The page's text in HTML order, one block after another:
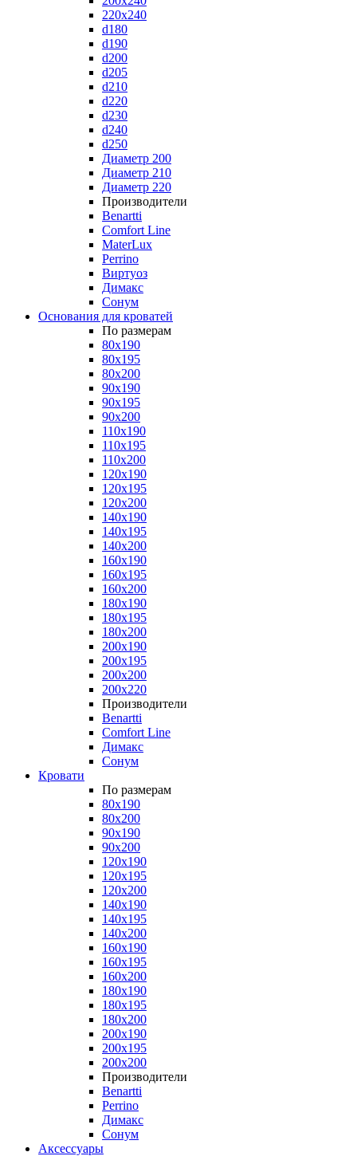
220x240
d180
d190
d200
d205
d210
d220
d230
d240
d250
Диаметр 200
Диаметр 210
Диаметр 220
Производители
Benartti
Comfort Line
MaterLux
Perrino
Виртуоз
Димакс
Сонум
Основания для кроватей
По размерам
80x190
80x195
80x200
90x190
90x195
90x200
110x190
110x195
110x200
120x190
120x195
120x200
140x190
140x195
140x200
160x190
160x195
160x200
180x190
180x195
180x200
200x190
200x195
200x200
200x220
Производители
Benartti
Comfort Line
Димакс
Сонум
Кровати
По размерам
80x190
80x200
90x190
90x200
120x190
120x195
120x200
140x190
140x195
140x200
160x190
160x195
160x200
180x190
180x195
180x200
200x190
200x195
200x200
Производители
Benartti
Perrino
Димакс
Сонум
Аксессуары